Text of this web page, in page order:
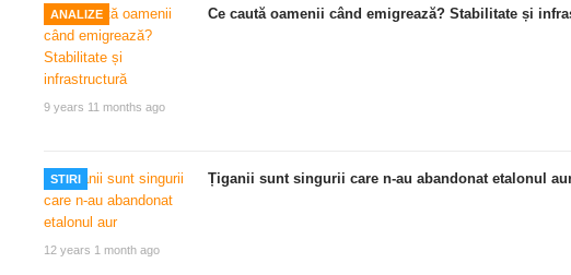
ANALIZE
9 years 11 months ago
Ce caută oamenii când emigrează? Stabilitate și
STIRI
12 years 1 month ago
Țiganii sunt singurii care n-au abandonat etalonul